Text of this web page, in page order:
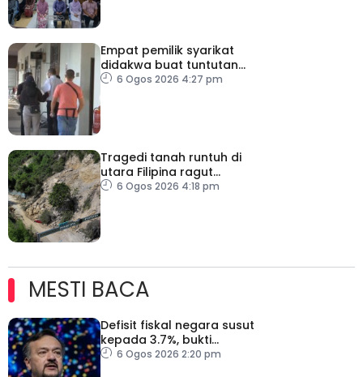
Empat pemilik syarikat
didakwa buat tuntutan
palsu PERKESO
6 Ogos 2026 4:27 pm
Tragedi tanah runtuh di
utara Filipina ragut
empat nyawa
6 Ogos 2026 4:18 pm
MESTI BACA
Defisit fiskal negara susut
kepada 3.7%, bukti
keyakinan pelabur masih
6 Ogos 2026 2:20 pm